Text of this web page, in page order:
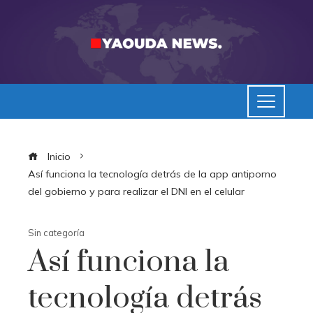
Inicio
Así funciona la tecnología detrás de la app antiporno
del gobierno y para realizar el DNI en el celular
Sin categoría
Así funciona la
tecnología detrás